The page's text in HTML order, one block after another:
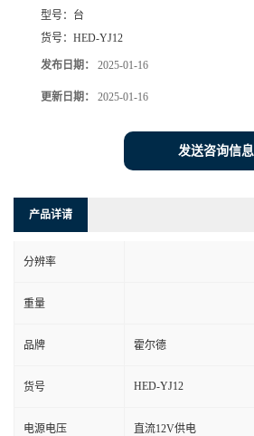
型号： 台
货号： HED-YJ12
发布日期： 2025-01-16
更新日期： 2025-01-16
发送咨询信息
产品详请
分辨率
重量
品牌 霍尔德
货号 HED-YJ12
电源电压 直流12V供电